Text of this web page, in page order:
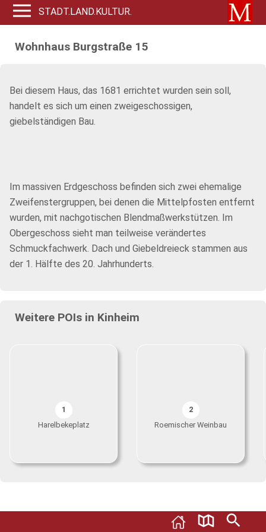
STADT.LAND.KULTUR.
Wohnhaus Burgstraße 15
Bei diesem Haus, das 1681 errichtet wurden sein soll,
handelt es sich um einen zweigeschossigen,
giebelständigen Bau.
Im massiven Erdgeschoss befinden sich zwei ehemalige
Zweifenstergruppen, bei denen die Mittelpfosten entfernt
wurden, mit nachgotischen Blendmaßwerkstützen. Im
Obergeschoss sieht man teilweise verändertes
Schmuckfachwerk. Dach und Giebeldreieck stammen aus
der 1. Hälfte des 20. Jahrhunderts.
Weitere POIs in Kinheim
1
Harelbekeplatz
2
Roemischer Weinbau